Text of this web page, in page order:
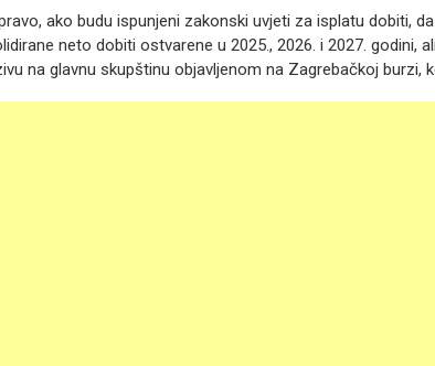
ako budu ispunjeni zakonski uvjeti za isplatu dobiti,
neto dobiti ostvarene u 2025., 2026. i 2027. godini,
na glavnu skupštinu objavljenom na Zagrebačkoj burzi,